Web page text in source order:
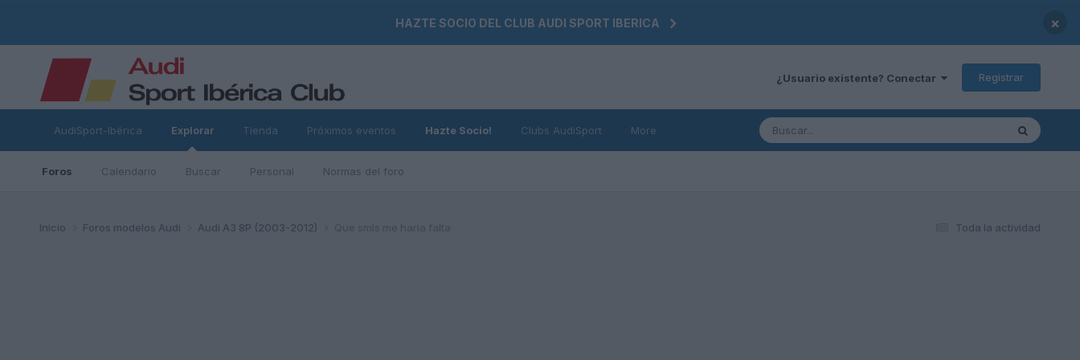
HAZTE SOCIO DEL CLUB AUDI SPORT IBERICA ×
¿Usuario existente? Conectar Registrar
AudiSport-Ibérica Explorar
Foros Calendario Buscar Personal Normas del foro
Tienda Próximos eventos Hazte Socio! Clubs AudiSport More
Toda la actividad
Inicio Foros modelos Audi Audi A3 8P (2003-2012)